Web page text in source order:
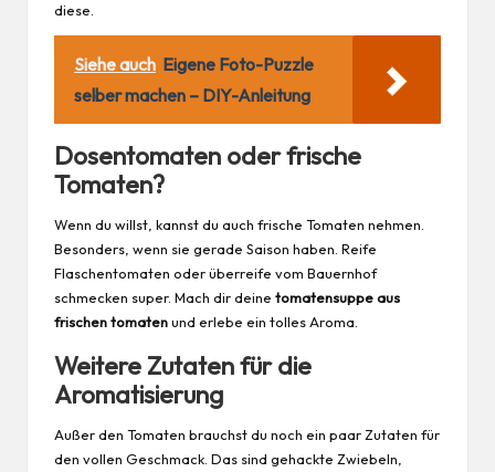
diese.
Siehe auch Eigene Foto-Puzzle
selber machen – DIY-Anleitung
Dosentomaten oder frische
Tomaten?
Wenn du willst, kannst du auch frische Tomaten nehmen.
Besonders, wenn sie gerade Saison haben. Reife
Flaschentomaten oder überreife vom Bauernhof
schmecken super. Mach dir deine tomatensuppe aus
frischen tomatenund erlebe ein tolles Aroma.
Weitere Zutaten für die
Aromatisierung
Außer den Tomaten brauchst du noch ein paar Zutaten für
den vollen Geschmack. Das sind gehackte Zwiebeln,